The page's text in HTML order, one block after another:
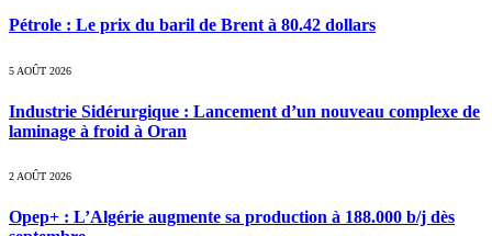
Pétrole : Le prix du baril de Brent à 80.42 dollars
5 AOÛT 2026
Industrie Sidérurgique : Lancement d’un nouveau complexe de
laminage à froid à Oran
2 AOÛT 2026
Opep+ : L’Algérie augmente sa production à 188.000 b/j dès